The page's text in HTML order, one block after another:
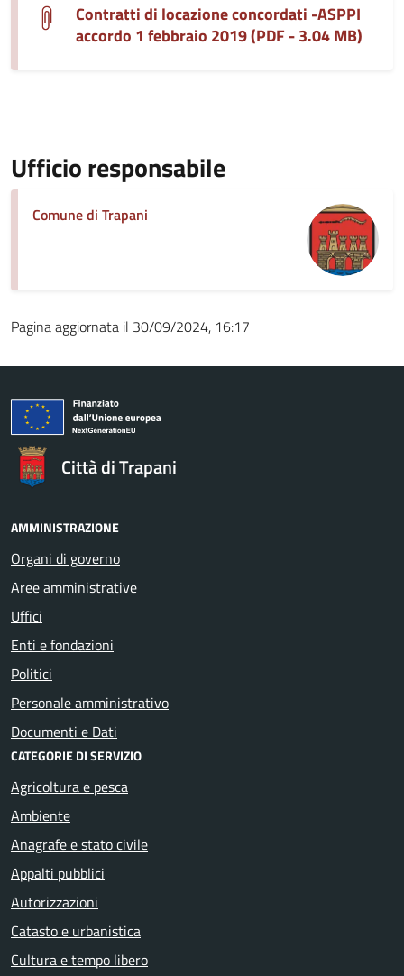
Contratti di locazione concordati -ASPPI
accordo 1 febbraio 2019 (PDF - 3.04 MB)
Ufficio responsabile
Comune di Trapani
Pagina aggiornata il 30/09/2024, 16:17
Città di Trapani
AMMINISTRAZIONE
Organi di governo
Aree amministrative
Uffici
Enti e fondazioni
Politici
Personale amministrativo
Documenti e Dati
CATEGORIE DI SERVIZIO
Agricoltura e pesca
Ambiente
Anagrafe e stato civile
Appalti pubblici
Autorizzazioni
Catasto e urbanistica
Cultura e tempo libero